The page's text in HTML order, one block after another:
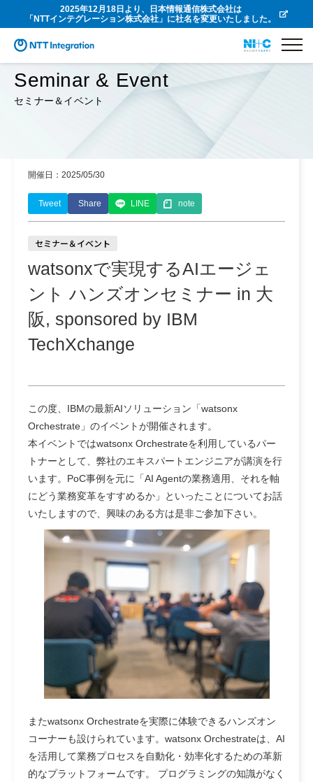
2025年12月18日より、日本情報通信株式会社は
「NTTインテグレーション株式会社」に社名を変更いたしました。
Seminar & Event
セミナー＆イベント
開催日：2025/05/30
Tweet Share LINE note
セミナー＆イベント
watsonxで実現するAIエージェ
ント ハンズオンセミナー in 大
阪, sponsored by IBM
TechXchange
この度、IBMの最新AIソリューション「watsonx
Orchestrate」のイベントが開催されます。
本イベントではwatsonx Orchestrateを利用しているパー
トナーとして、弊社のエキスパートエンジニアが講演を行
います。PoC事例を元に「AI Agentの業務適用、それを軸
にどう業務変革をすすめるか」といったことについてお話
いたしますので、興味のある方は是非ご参加下さい。
またwatsonx Orchestrateを実際に体験できるハンズオン
コーナーも設けられています。watsonx Orchestrateは、AI
を活用して業務プロセスを自動化・効率化するための革新
的なプラットフォームです。 プログラミングの知識がなく